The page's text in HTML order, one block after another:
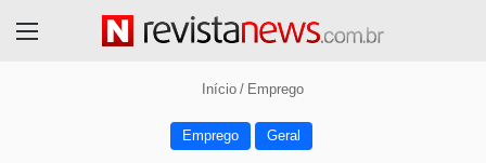
Início / Emprego
Emprego Geral